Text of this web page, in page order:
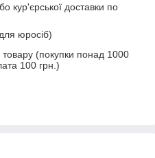
кур'єрської доставки по
юросіб)
(покупки понад 1000
100 грн.)